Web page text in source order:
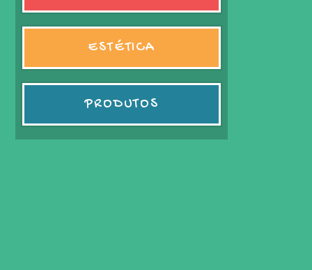
ESTÉTICA
PRODUTOS